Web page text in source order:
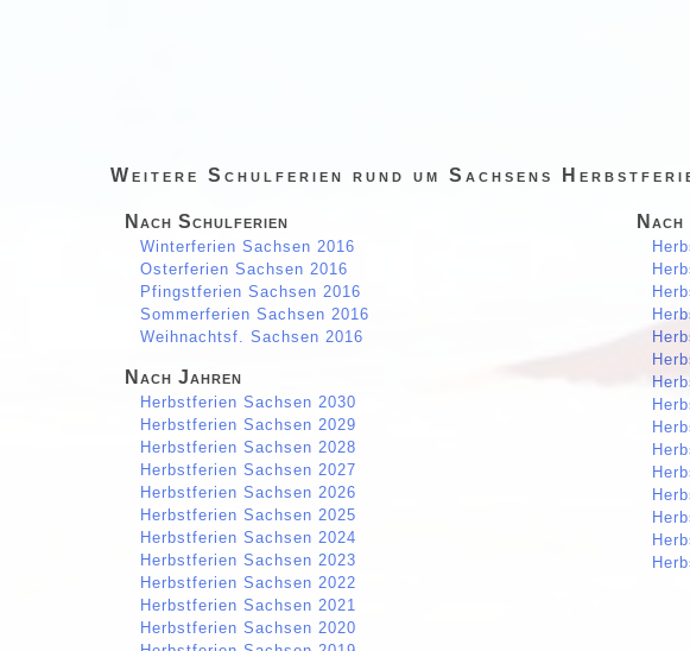
Weitere Schulferien rund um Sachsens
Nach Schulferien
Winterferien Sachsen 2016
Osterferien Sachsen 2016
Pfingstferien Sachsen 2016
Sommerferien Sachsen 2016
Weihnachtsf. Sachsen 2016
Nach Jahren
Herbstferien Sachsen 2030
Herbstferien Sachsen 2029
Herbstferien Sachsen 2028
Herbstferien Sachsen 2027
Herbstferien Sachsen 2026
Herbstferien Sachsen 2025
Herbstferien Sachsen 2024
Herbstferien Sachsen 2023
Herbstferien Sachsen 2022
Herbstferien Sachsen 2021
Herbstferien Sachsen 2020